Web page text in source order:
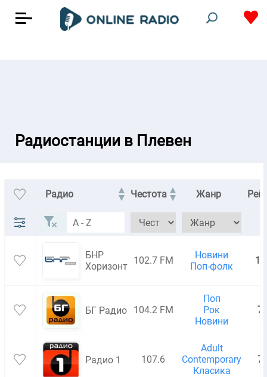
Радиостанции в Плевен
Радио Честота Жанр
БНР
Хоризонт
102.7 FM
Новини
Поп-фолк
БГ Радио 104.2 FM
Поп
Рок
Новини
Радио 1 107.6
Adult
Contemporary
Класика